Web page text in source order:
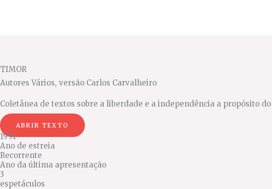
TIMOR
Autores Vários, versão Carlos Carvalheiro
Coletânea de textos sobre a liberdade e a independência a propósito
ABRIR TEXTO
1991
Ano de estreia
Recorrente
Ano da última apresentação
3
espetáculos